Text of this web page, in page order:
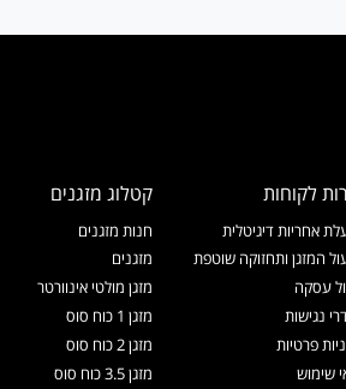
לקוחות
אחריות דיגיטלית
המזגן ותחזוקה שוטפת
עסקה
נגישות
פרטיות
שימוש
קטלוג מזגנים
חנות מזגנים
מזגנים
מזגן מולטי אינוורטר
מזגן 1 כוח סוס
מזגן 2 כוח סוס
מזגן 3.5 כוח סוס